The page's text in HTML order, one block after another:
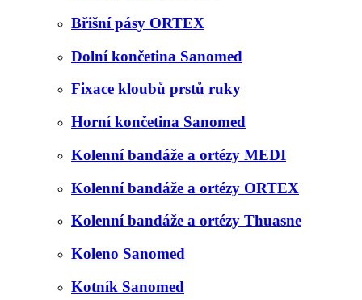
Břišní pásy ORTEX
Dolní končetina Sanomed
Fixace kloubů prstů ruky
Horní končetina Sanomed
Kolenní bandáže a ortézy MEDI
Kolenní bandáže a ortézy ORTEX
Kolenní bandáže a ortézy Thuasne
Koleno Sanomed
Kotník Sanomed